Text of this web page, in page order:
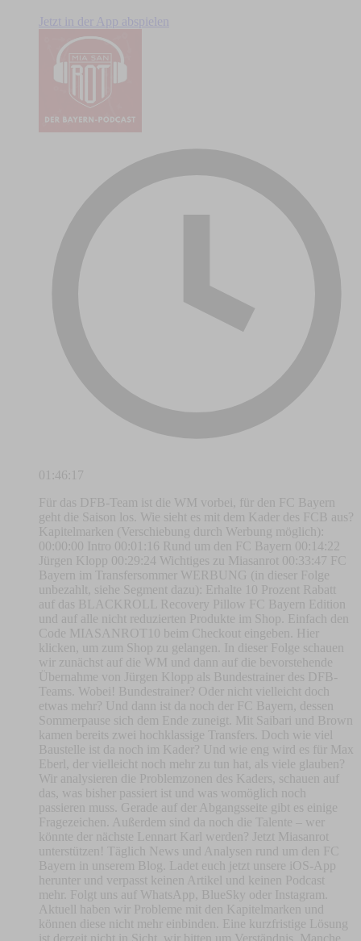
Jetzt in der App abspielen
01:46:17
Für das DFB-Team ist die WM vorbei, für den FC Bayern
geht die Saison los. Wie sieht es mit dem Kader des FCB aus?
Kapitelmarken (Verschiebung durch Werbung möglich):
00:00:00 Intro 00:01:16 Rund um den FC Bayern 00:14:22
Jürgen Klopp 00:29:24 Wichtiges zu Miasanrot 00:33:47 FC
Bayern im Transfersommer WERBUNG (in dieser Folge
unbezahlt, siehe Segment dazu): Erhalte 10 Prozent Rabatt
auf das BLACKROLL Recovery Pillow FC Bayern Edition
und auf alle nicht reduzierten Produkte im Shop. Einfach den
Code MIASANROT10 beim Checkout eingeben. Hier
klicken, um zum Shop zu gelangen. In dieser Folge schauen
wir zunächst auf die WM und dann auf die bevorstehende
Übernahme von Jürgen Klopp als Bundestrainer des DFB-
Teams. Wobei! Bundestrainer? Oder nicht vielleicht doch
etwas mehr? Und dann ist da noch der FC Bayern, dessen
Sommerpause sich dem Ende zuneigt. Mit Saibari und Brown
kamen bereits zwei hochklassige Transfers. Doch wie viel
Baustelle ist da noch im Kader? Und wie eng wird es für Max
Eberl, der vielleicht noch mehr zu tun hat, als viele glauben?
Wir analysieren die Problemzonen des Kaders, schauen auf
das, was bisher passiert ist und was womöglich noch
passieren muss. Gerade auf der Abgangsseite gibt es einige
Fragezeichen. Außerdem sind da noch die Talente – wer
könnte der nächste Lennart Karl werden? Jetzt Miasanrot
unterstützen! Täglich News und Analysen rund um den FC
Bayern in unserem Blog. Ladet euch jetzt unsere iOS-App
herunter und verpasst keinen Artikel und keinen Podcast
mehr. Folgt uns auf WhatsApp, BlueSky oder Instagram.
Aktuell haben wir Probleme mit den Kapitelmarken und
können diese nicht mehr einbinden. Eine kurzfristige Lösung